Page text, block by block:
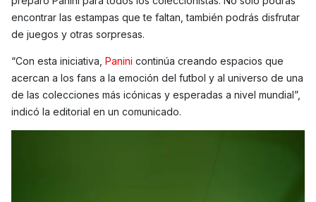
encontrar las estampas que te faltan, también podrás disfrutar
de juegos y otras sorpresas.
“Con esta iniciativa, Panini continúa creando espacios que
acercan a los fans a la emoción del futbol y al universo de una
de las colecciones más icónicas y esperadas a nivel mundial”,
indicó la editorial en un comunicado.